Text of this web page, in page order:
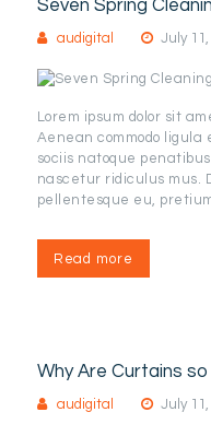
Seven Spring
audigital July 11,
Lorem ipsum dolor sit
Aenean commodo ligula
sociis natoque
nascetur ridiculus mus.
pellentesque eu,
Read more
Why Are Curtains
audigital July 11,